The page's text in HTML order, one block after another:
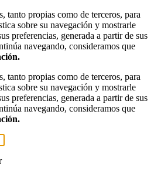
tanto propias como de terceros, para
sobre su navegación y mostrarle
preferencias, generada a partir de sus
navegando, consideramos que
tanto propias como de terceros, para
sobre su navegación y mostrarle
preferencias, generada a partir de sus
navegando, consideramos que